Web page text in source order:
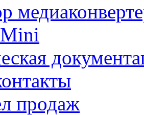
продаж